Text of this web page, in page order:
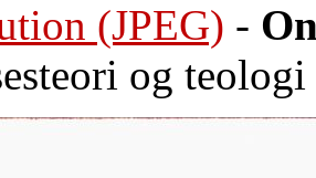
(JPEG) -
og